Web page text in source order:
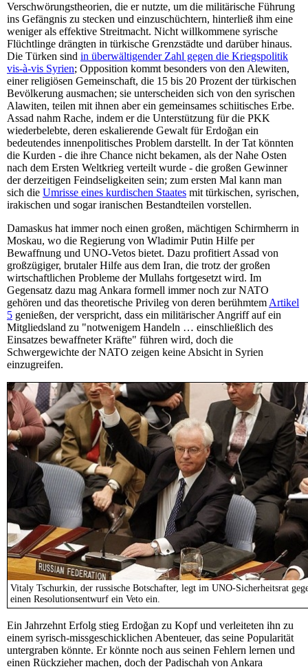
Verschwörungstheorien, die er nutzte, um die militärische Führung
ins Gefängnis zu stecken und einzuschüchtern, hinterließ ihm eine
weniger als effektive Streitmacht. Nicht willkommene syrische
Flüchtlinge drängten in türkische Grenzstädte und darüber hinaus.
Die Türken sind in überwältigender Zahl gegen die Kriegspolitik
vis-à-vis Syrien; Opposition kommt besonders von den Alewiten,
einer religiösen Gemeinschaft, die 15 bis 20 Prozent der türkischen
Bevölkerung ausmachen; sie unterscheiden sich von den syrischen
Alawiten, teilen mit ihnen aber ein gemeinsames schiitisches Erbe.
Assad nahm Rache, indem er die Unterstützung für die PKK
wiederbelebte, deren eskalierende Gewalt für Erdoğan ein
bedeutendes innenpolitisches Problem darstellt. In der Tat könnten
die Kurden - die ihre Chance nicht bekamen, als der Nahe Osten
nach dem Ersten Weltkrieg verteilt wurde - die großen Gewinner
der derzeitigen Feindseligkeiten sein; zum ersten Mal kann man
sich die Umrisse eines kurdischen Staates mit türkischen, syrischen,
irakischen und sogar iranischen Bestandteilen vorstellen.
Damaskus hat immer noch einen großen, mächtigen Schirmherrn in
Moskau, wo die Regierung von Wladimir Putin Hilfe per
Bewaffnung und UNO-Vetos bietet. Dazu profitiert Assad von
großzügiger, brutaler Hilfe aus dem Iran, die trotz der großen
wirtschaftlichen Probleme der Mullahs fortgesetzt wird. Im
Gegensatz dazu mag Ankara formell immer noch zur NATO
gehören und das theoretische Privileg von deren berühmtem Artikel
5 genießen, der verspricht, dass ein militärischer Angriff auf ein
Mitgliedsland zu "notwenigem Handeln … einschließlich des
Einsatzes bewaffneter Kräfte" führen wird, doch die
Schwergewichte der NATO zeigen keine Absicht in Syrien
einzugreifen.
Vitaly Tschurkin, der russische Botschafter, legt im UNO-Sicherheitsrat
einen Resolutionsentwurf ein Veto ein.
Ein Jahrzehnt Erfolg stieg Erdoğan zu Kopf und verleiteten ihn zu
einem syrisch-missgeschicklichen Abenteuer, das seine Popularität
untergraben könnte. Er könnte noch aus seinen Fehlern lernen und
einen Rückzieher machen, doch der Padischah von Ankara